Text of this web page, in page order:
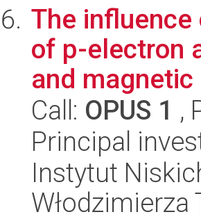
The
of p-electron
and magnetic
Call: OPUS 1 ,
Principal
Instytut